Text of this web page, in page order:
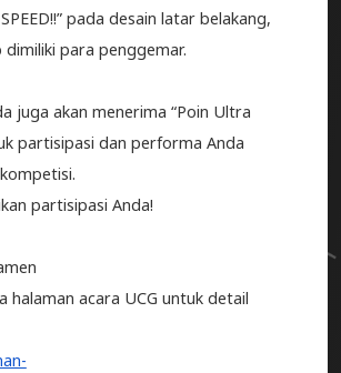
SPEED!!” pada desain latar belakang,
para penggemar.
juga akan menerima “Poin Ultra
partisipasi dan performa Anda
partisipasi Anda!
halaman acara UCG untuk detail